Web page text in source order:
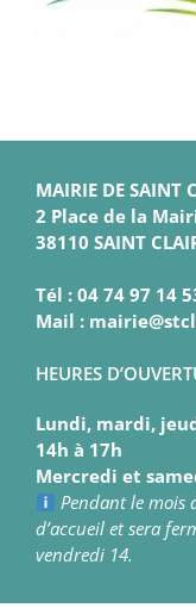
MAIRIE DE SAINT
2 Place de la
38110 SAINT
Tél : 04 74 97 14
Mail :
HEURES
Lundi, mardi,
14h à 17h
Mercredi et
Pendant le mois
d’accueil et sera
vendredi 14.